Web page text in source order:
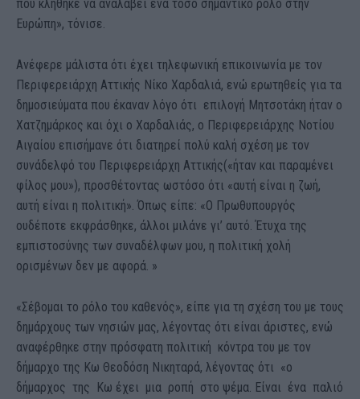
που κλήθηκε να αναλάβει ένα τόσο σημαντικό ρόλο στην
Ευρώπη», τόνισε.
Ανέφερε μάλιστα ότι έχει τηλεφωνική επικοινωνία με τον
Περιφερειάρχη Αττικής Νίκο Χαρδαλιά, ενώ ερωτηθείς για τα
δημοσιεύματα που έκαναν λόγο ότι επιλογή Μητσοτάκη ήταν ο
Χατζημάρκος και όχι ο Χαρδαλιάς, ο Περιφερειάρχης Νοτίου
Αιγαίου επισήμανε ότι διατηρεί πολύ καλή σχέση με τον
συνάδελφό του Περιφερειάρχη Αττικής(«ήταν και παραμένει
φίλος μου»), προσθέτοντας ωστόσο ότι «αυτή είναι η ζωή,
αυτή είναι η πολιτική». Όπως είπε: «Ο Πρωθυπουργός
ουδέποτε εκφράσθηκε, άλλοι μιλάνε γι’ αυτό. Έτυχα της
εμπιστοσύνης των συναδέλφων μου, η πολιτική χολή
ορισμένων δεν με αφορά. »
«Σέβομαι το ρόλο του καθενός», είπε για τη σχέση του με τους
δημάρχους των νησιών μας, λέγοντας ότι είναι άριστες, ενώ
αναφέρθηκε στην πρόσφατη πολιτική κόντρα του με τον
δήμαρχο της Κω Θεοδόση Νικηταρά, λέγοντας ότι «ο
δήμαρχος της Κω έχει μια ροπή στο ψέμα. Είναι ένα παλιό